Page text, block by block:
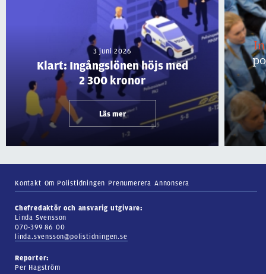
3 juni 2026
Klart: Ingångslönen höjs med
2 300 kronor
Läs mer
Kontakt Om Polistidningen Prenumerera Annonsera
Chefredaktör och ansvarig utgivare:
Linda Svensson
070-399 86 00
linda.svensson@polistidningen.se
Reporter:
Per Hagström